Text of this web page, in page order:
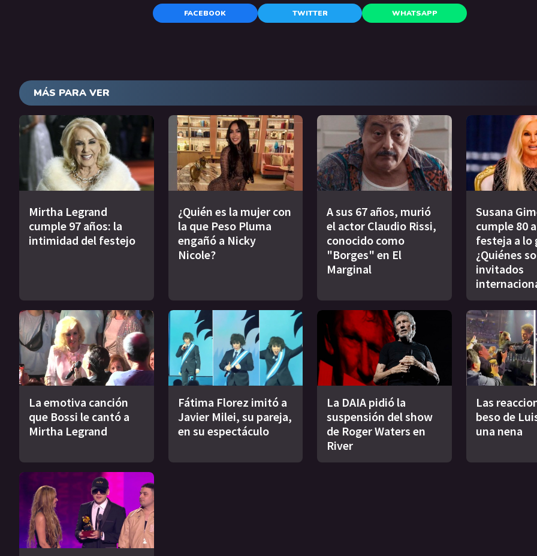
FACEBOOK TWITTER WHATSAPP
MÁS PARA VER
Mirtha Legrand
cumple 97 años: la
intimidad del festejo
¿Quién es la mujer con
la que Peso Pluma
engañó a Nicky
Nicole?
A sus 67 años, murió
el actor Claudio Rissi,
conocido como
"Borges" en El
Marginal
Susana
cumple 80
festeja a lo
¿Quiénes
invitados
La emotiva canción
que Bossi le cantó a
Mirtha Legrand
Fátima Florez imitó a
Javier Milei, su pareja,
en su espectáculo
La DAIA pidió la
suspensión del show
de Roger Waters en
River
Las
beso de
una nena